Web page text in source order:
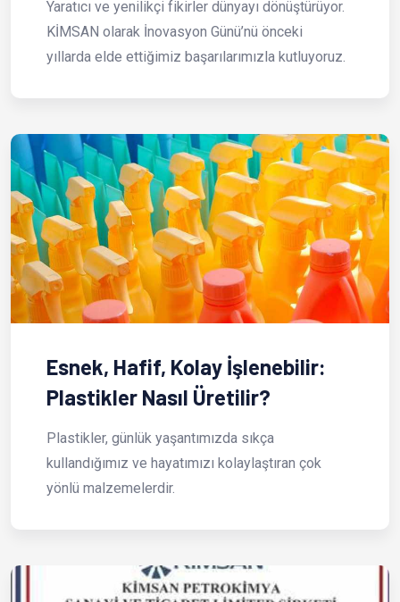
Yaratıcı ve yenilikçi fikirler dünyayı dönüştürüyor.
KİMSAN olarak İnovasyon Günü’nü önceki
yıllarda elde ettiğimiz başarılarımızla kutluyoruz.
Esnek, Hafif, Kolay İşlenebilir:
Plastikler Nasıl Üretilir?
Plastikler, günlük yaşantımızda sıkça
kullandığımız ve hayatımızı kolaylaştıran çok
yönlü malzemelerdir.